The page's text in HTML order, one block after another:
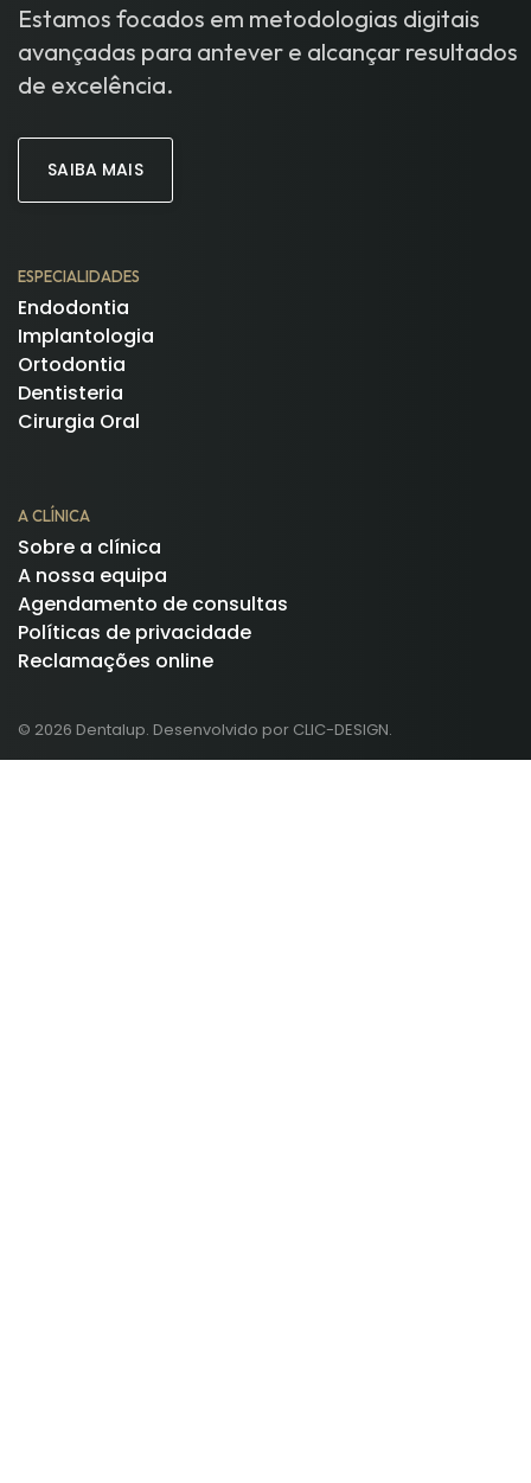
Estamos focados em metodologias digitais
avançadas para antever e alcançar resultados
de excelência.
SAIBA MAIS
ESPECIALIDADES
Endodontia
Implantologia
Ortodontia
Dentisteria
Cirurgia Oral
A CLÍNICA
Sobre a clínica
A nossa equipa
Agendamento de consultas
Políticas de privacidade
Reclamações online
© 2026 Dentalup. Desenvolvido por CLIC-DESIGN.